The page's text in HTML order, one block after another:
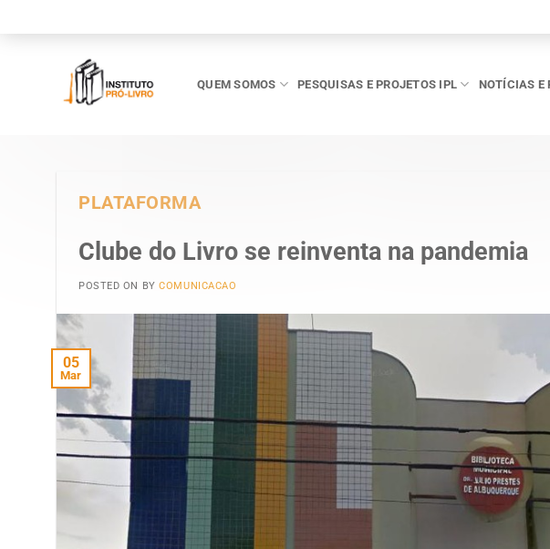
QUEM SOMOS PESQUISAS E PROJETOS IPL NOTÍCIAS E
PLATAFORMA
Clube do Livro se reinventa na pandemia
POSTED ON BYCOMUNICACAO
05
Mar